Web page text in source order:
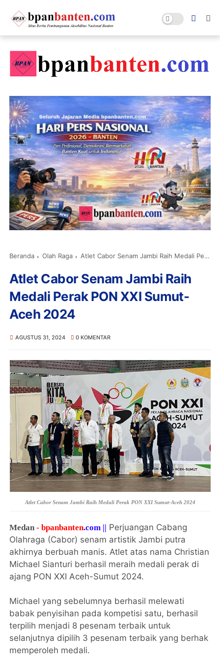
Beranda Olah Raga Atlet Cabor Senam Jambi Raih Medali Perak PON XXI Sumut-Aceh 2024
Atlet Cabor Senam Jambi Raih
Medali Perak PON XXI Sumut-
Aceh 2024
AGUSTUS 31, 2024 0 KOMENTAR
Atlet Cabor Senam Jambi Raih Medali Perak PON XXI Sumut-Aceh 2024
Medan- bpanbanten.com || Perjuangan Cabang
Olahraga (Cabor) senam artistik Jambi putra
akhirnya berbuah manis. Atlet atas nama Christian
Michael Sianturi berhasil meraih medali perak di
ajang PON XXI Aceh-Sumut 2024.
Michael yang sebelumnya berhasil melewati
babak penyisihan pada kompetisi satu, berhasil
terpilih menjadi 8 pesenam terbaik untuk
selanjutnya dipilih 3 pesenam terbaik yang berhak
memperoleh medali.